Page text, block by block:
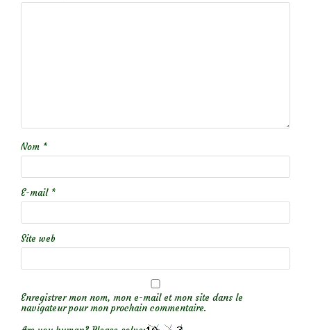
Nom *
E-mail *
Site web
Enregistrer mon nom, mon e-mail et mon site dans le
navigateur pour mon prochain commentaire.